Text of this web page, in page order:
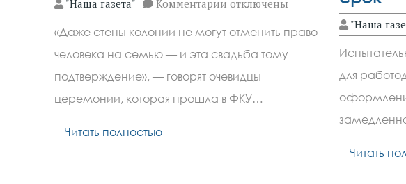
"Наша газета" Комментарии
записи
за
решеткой:
как
пара
доказала,
что
отключены
«Даже стены колонии не могут отменить право
человека на семью — и эта свадьба тому
подтверждение», — говорят очевидцы
церемонии, которая прошла в ФКУ…
Читать полностью
"Наша
для
Читать